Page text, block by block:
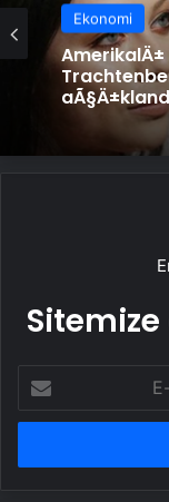
Ekonomi
posta
adresinizi